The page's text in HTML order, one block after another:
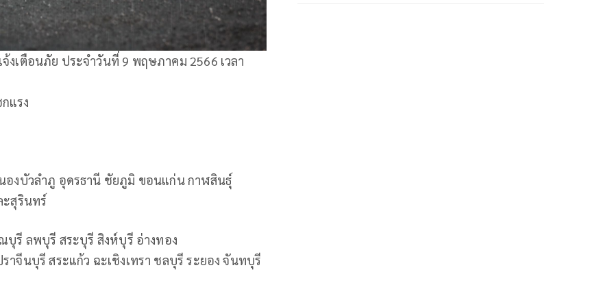
เตือนภัย ประจำวันที่ 9 พฤษภาคม 2566 เวลา
แรง
องบัวลำภู อุดรธานี ชัยภูมิ ขอนแก่น กาฬสินธุ์
ะสุรินทร์
รี ลพบุรี สระบุรี สิงห์บุรี อ่างทอง
จีนบุรี สระแก้ว ฉะเชิงเทรา ชลบุรี ระยอง จันทบุรี